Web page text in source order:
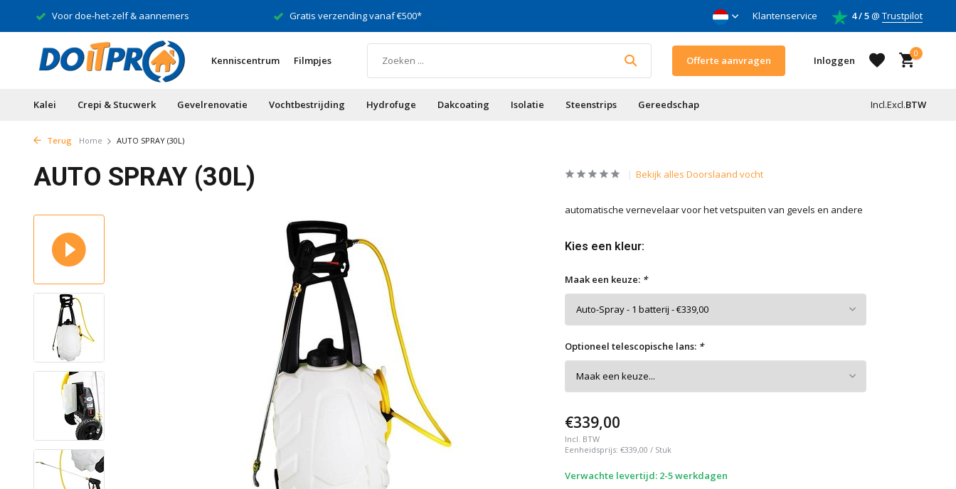
Voor doe-het-zelf & aannemers Gratis verzending vanaf €500* Voor doe-het-zelf & aannemers
Klantenservice 4 / 5@ Trustpilot
Kenniscentrum Filmpjes Offerte aanvragen Inloggen
0
Kalei Crepi & Stucwerk Gevelrenovatie Vochtbestrijding Hydrofuge Dakcoating Isolatie Steenstrips Gereedschap Incl.Excl.BTW
Terug Home AUTO SPRAY (30L)
AUTO SPRAY (30L) Bekijk alles Doorslaand vocht
automatische vernevelaar voor het vetspuiten van gevels en andere
Kies een kleur:
Maak een keuze: *
Optioneel telescopische lans: *
€339,00
Incl. BTW
Eenheidsprijs: €339,00 / Stuk
Verwachte levertijd: 2-5 werkdagen